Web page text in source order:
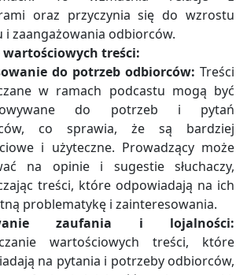
oraz przyczynia się do wzrostu
i zaangażowania odbiorców.
wartościowych treści:
do potrzeb odbiorców: Treści
w ramach podcastu mogą być
do potrzeb i pytań
co sprawia, że są bardziej
i użyteczne. Prowadzący może
na opinie i sugestie słuchaczy,
treści, które odpowiadają na ich
problematykę i zainteresowania.
zaufania i lojalności:
wartościowych treści, które
na pytania i potrzeby odbiorców,